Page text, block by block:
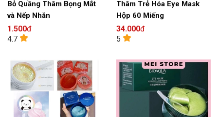
Bỏ Quầng Thâm Bọng Mắt
và Nếp Nhăn
1.500đ
4.7
Thâm Trẻ Hóa Eye Mask
Hộp 60 Miếng
34.000đ
5